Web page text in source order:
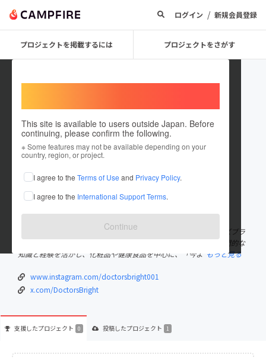
ログイン / 新規会員登録
プロジェクトを掲載するには プロジェクトをさがす
This site is available to users outside Japan. Before
continuing, please confirm the following.
※ Some features may not be available depending on your
country, region, or project.
I agree to the Terms of Use and Privacy Policy.
I agree to the International Support Terms.
Continue
DoctorsBright
これまでに1件のプロジェクトを投稿しています
在住国：日本 現在地：未設定
出身国：日本 出身地：未設定
「医師の輝きを支えるパートナー」を理念に、株式会社ドクターズブラ
イトは医師・歯科医師監修の高品質な製品を開発しています。専門的な
知識と経験を活かし、化粧品や健康食品を中心に、「今よ もっと見る
www.instagram.com/doctorsbright001
x.com/DoctorsBright
支援したプロジェクト 0 投稿したプロジェクト 1